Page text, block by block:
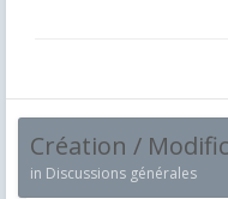
Création /
in Discussions générales